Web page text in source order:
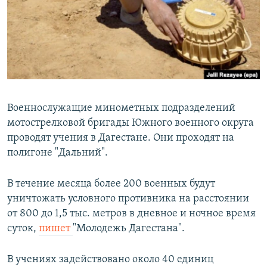
РАСПИСАНИЕ ВЕЩАНИЯ
ПОДПИШИТЕСЬ НА РАССЫЛКУ
СОЦИАЛЬНЫЕ СЕТИ
Все сайты РСЕ/РС
Военнослужащие минометных подразделений
мотострелковой бригады Южного военного округа
проводят учения в Дагестане. Они проходят на
полигоне "Дальний".
В течение месяца более 200 военных будут
уничтожать условного противника на расстоянии
от 800 до 1,5 тыс. метров в дневное и ночное время
суток, пишет "Молодежь Дагестана".
В учениях задействовано около 40 единиц